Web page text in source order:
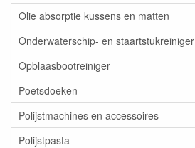
Olie absorptie kussens en matten
Onderwaterschip- en staartstukreiniger
Opblaasbootreiniger
Poetsdoeken
Polijstmachines en accessoires
Polijstpasta